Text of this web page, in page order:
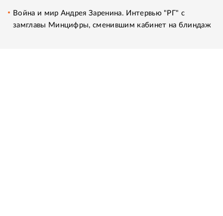
Война и мир Андрея Заренина. Интервью "РГ" с
замглавы Минцифры, сменившим кабинет на блиндаж